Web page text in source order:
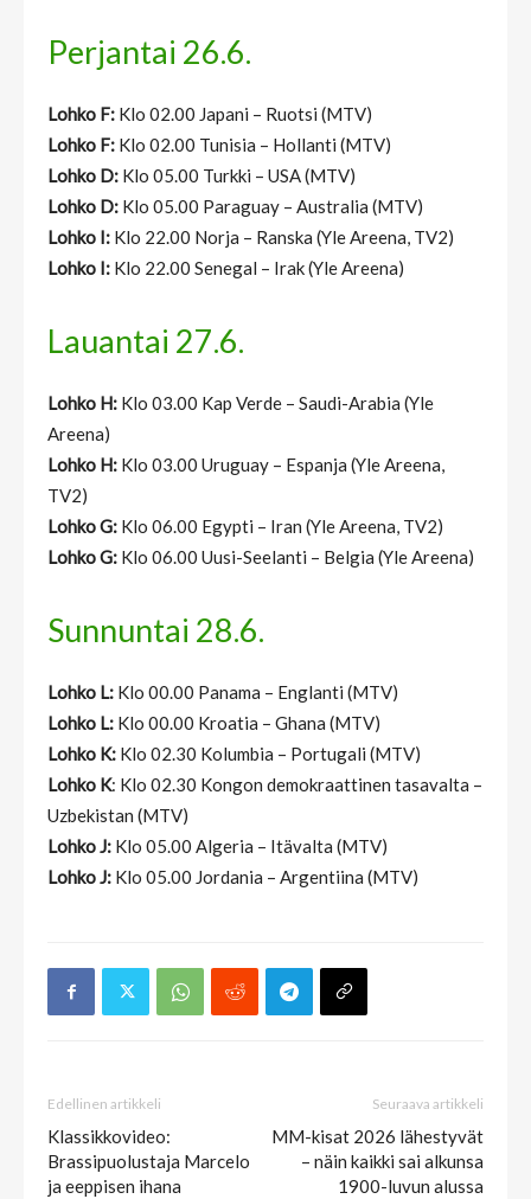
Perjantai 26.6.
Lohko F: Klo 02.00 Japani – Ruotsi (MTV)
Lohko F: Klo 02.00 Tunisia – Hollanti (MTV)
Lohko D: Klo 05.00 Turkki – USA (MTV)
Lohko D: Klo 05.00 Paraguay – Australia (MTV)
Lohko I: Klo 22.00 Norja – Ranska (Yle Areena, TV2)
Lohko I: Klo 22.00 Senegal – Irak (Yle Areena)
Lauantai 27.6.
Lohko H: Klo 03.00 Kap Verde – Saudi-Arabia (Yle
Areena)
Lohko H: Klo 03.00 Uruguay – Espanja (Yle Areena,
TV2)
Lohko G: Klo 06.00 Egypti – Iran (Yle Areena, TV2)
Lohko G: Klo 06.00 Uusi-Seelanti – Belgia (Yle Areena)
Sunnuntai 28.6.
Lohko L: Klo 00.00 Panama – Englanti (MTV)
Lohko L: Klo 00.00 Kroatia – Ghana (MTV)
Lohko K: Klo 02.30 Kolumbia – Portugali (MTV)
Lohko K: Klo 02.30 Kongon demokraattinen tasavalta –
Uzbekistan (MTV)
Lohko J: Klo 05.00 Algeria – Itävalta (MTV)
Lohko J: Klo 05.00 Jordania – Argentiina (MTV)
Edellinen artikkeli
Klassikkovideo:
Brassipuolustaja Marcelo
ja eeppisen ihana
Seuraava artikkeli
MM-kisat 2026 lähestyvät
– näin kaikki sai alkunsa
1900-luvun alussa